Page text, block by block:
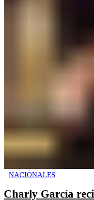
NACIONALES
Charly García